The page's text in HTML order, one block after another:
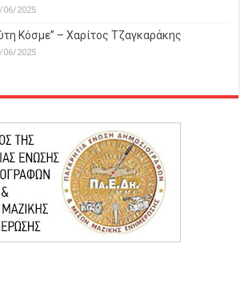
06/2025
Κόσμε’’ – Χαρίτος Τζαγκαράκης
06/2025